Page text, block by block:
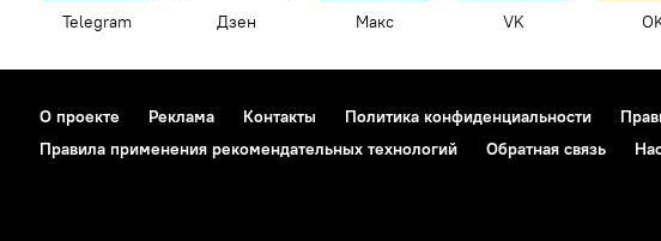
Telegram Дзен Макс VK
О проекте Реклама Контакты Политика конфиденциальности
Правила применения рекомендательных технологий
Обратная связь